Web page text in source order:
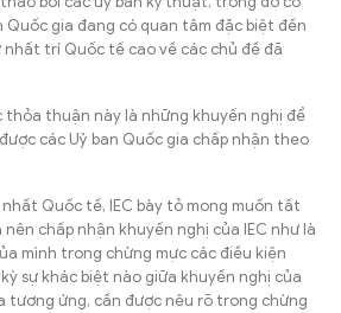
Quốc gia đang có quan tâm đặc biệt đến
nhất trí Quốc tế cao về các chủ đề đã
thỏa thuận này là những khuyến nghị để
các Uỷ ban Quốc gia chấp nhận theo
Quốc tế, IEC bày tỏ mong muốn tất
chấp nhận khuyến nghị của IEC như là
mình trong chừng mực các điều kiện
sự khác biệt nào giữa khuyến nghị của
tương ứng, cần được nêu rõ trong chừng